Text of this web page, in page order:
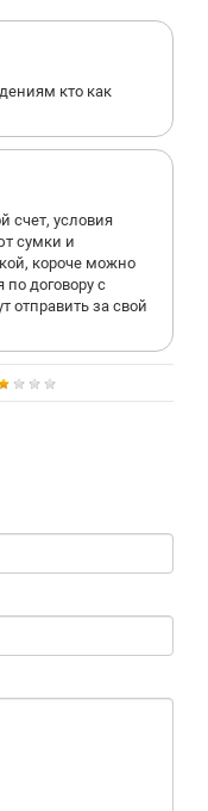
кто как
счет, условия
сумки и
короче можно
по договору с
отправить за свой